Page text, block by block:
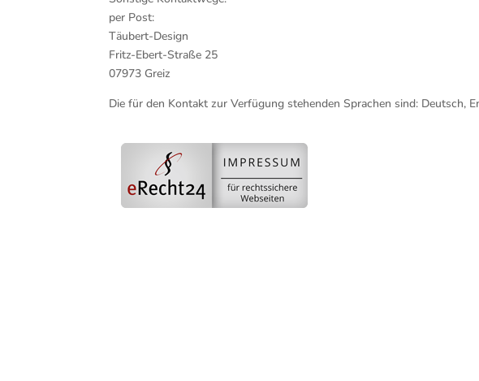
per Post:
Täubert-Design
Fritz-Ebert-Straße 25
07973 Greiz
Die für den Kontakt zur Verfügung stehenden Sprachen sind: Deutsch,